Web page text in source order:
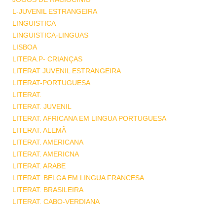
L-JUVENIL ESTRANGEIRA
LINGUISTICA
LINGUISTICA-LINGUAS
LISBOA
LITERA.P- CRIANÇAS
LITERAT JUVENIL ESTRANGEIRA
LITERAT-PORTUGUESA
LITERAT.
LITERAT. JUVENIL
LITERAT. AFRICANA EM LINGUA PORTUGUESA
LITERAT. ALEMÃ
LITERAT. AMERICANA
LITERAT. AMERICNA
LITERAT. ARABE
LITERAT. BELGA EM LINGUA FRANCESA
LITERAT. BRASILEIRA
LITERAT. CABO-VERDIANA